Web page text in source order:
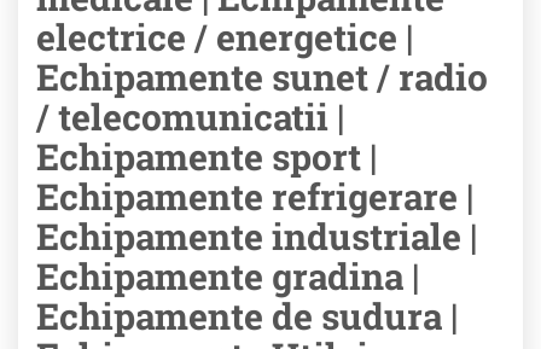
electrice / energetice |
Echipamente sunet / radio
/ telecomunicatii |
Echipamente sport |
Echipamente refrigerare |
Echipamente industriale |
Echipamente gradina |
Echipamente de sudura |